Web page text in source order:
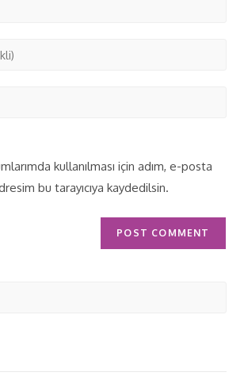
kullanılması için adım, e-posta
bu tarayıcıya kaydedilsin.